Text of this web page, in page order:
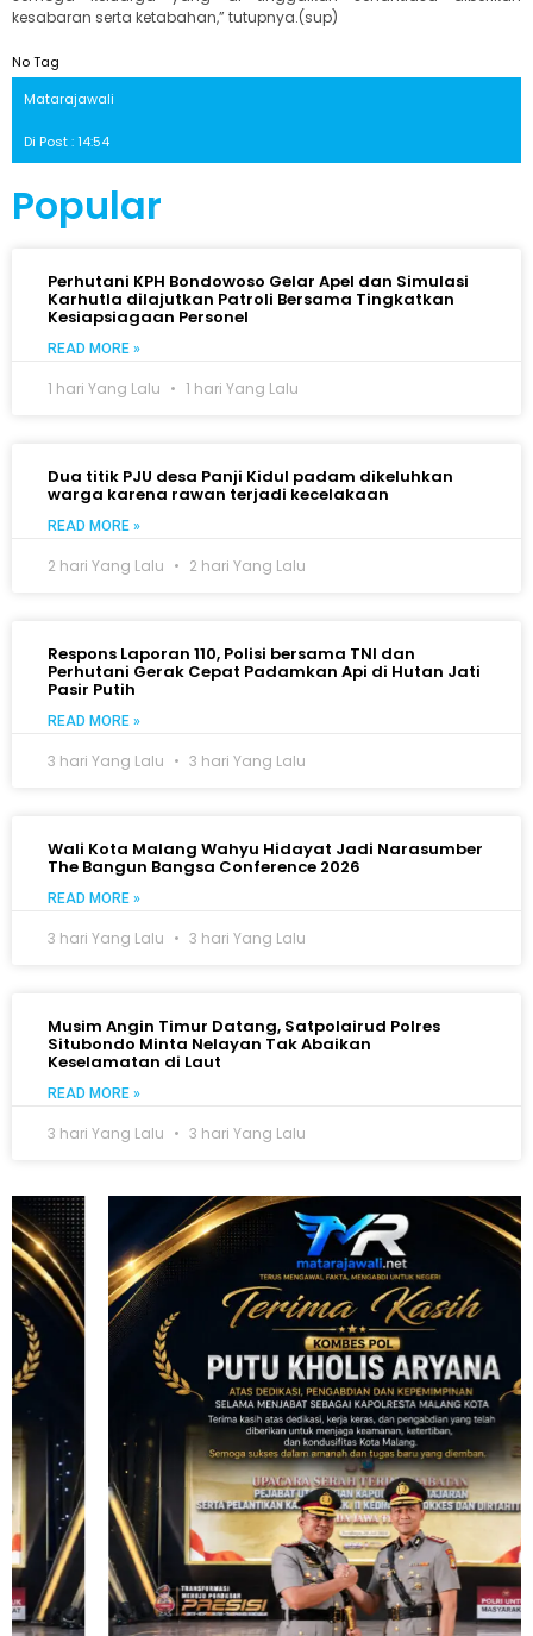
kesabaran serta ketabahan,” tutupnya.(sup)
No Tag
Matarajawali
Di Post : 14:54
Popular
Perhutani KPH Bondowoso Gelar Apel dan Simulasi
Karhutla dilajutkan Patroli Bersama Tingkatkan
Kesiapsiagaan Personel
READ MORE »
1 hari Yang Lalu 1 hari Yang Lalu
Dua titik PJU desa Panji Kidul padam dikeluhkan
warga karena rawan terjadi kecelakaan
READ MORE »
2 hari Yang Lalu 2 hari Yang Lalu
Respons Laporan 110, Polisi bersama TNI dan
Perhutani Gerak Cepat Padamkan Api di Hutan Jati
Pasir Putih
READ MORE »
3 hari Yang Lalu 3 hari Yang Lalu
Wali Kota Malang Wahyu Hidayat Jadi Narasumber
The Bangun Bangsa Conference 2026
READ MORE »
3 hari Yang Lalu 3 hari Yang Lalu
Musim Angin Timur Datang, Satpolairud Polres
Situbondo Minta Nelayan Tak Abaikan
Keselamatan di Laut
READ MORE »
3 hari Yang Lalu 3 hari Yang Lalu